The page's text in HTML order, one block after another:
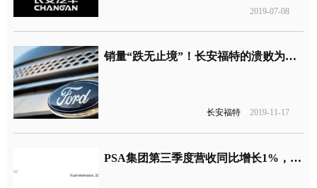
2019-07-08
销量“跌无止境”！长安福特的溃败为何愈演愈烈
长安福特 2019-11-17
PSA集团第三季度营收同比增长1%，销量却同比下滑4%